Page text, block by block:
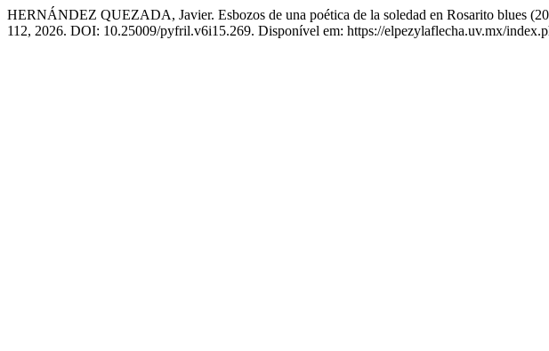
HERNÁNDEZ QUEZADA, Javier. Esbozos de una poética de la soledad en Rosarito blues
112, 2026. DOI: 10.25009/pyfril.v6i15.269. Disponível em: https://elpezylaflecha.uv.mx/